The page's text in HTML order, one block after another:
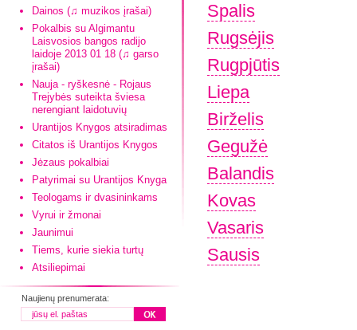
Dainos (♫ muzikos įrašai)
Pokalbis su Algimantu
Laisvosios bangos radijo
laidoje 2013 01 18 (♫ garso
įrašai)
Nauja - ryškesnė - Rojaus
Trejybės suteikta šviesa
nerengiant laidotuvių
Urantijos Knygos atsiradimas
Citatos iš Urantijos Knygos
Jėzaus pokalbiai
Patyrimai su Urantijos Knyga
Teologams ir dvasininkams
Vyrui ir žmonai
Jaunimui
Tiems, kurie siekia turtų
Atsiliepimai
Naujienų prenumerata:
Spalis
Rugsėjis
Rugpjūtis
Liepa
Birželis
Gegužė
Balandis
Kovas
Vasaris
Sausis